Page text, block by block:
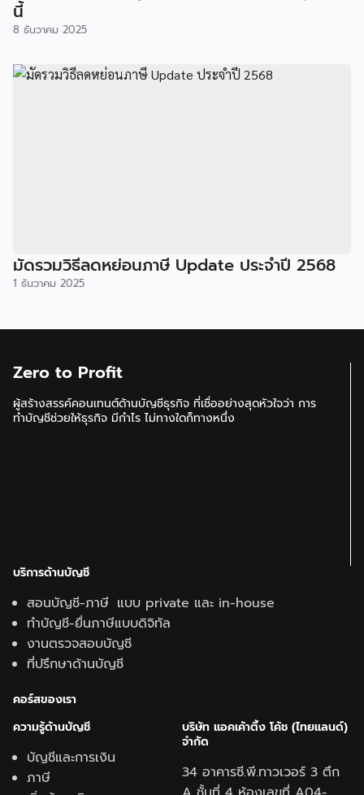
นี้
8 ธันวาคม 2025
มัดรวมวิธีลดหย่อนภาษี Update ประจำปี 2568
1 ธันวาคม 2025
Zero to Profit
ผู้สร้างสรรค์คอนเทนต์ด้านบัญชีธุรกิจ ที่เชื่ออย่างสุดหัวใจว่า การ
ทำบัญชีช่วยให้ธุรกิจ มีกำไร ไม่ทางใดก็ทางหนึ่ง
บริการด้านบัญชี
สอนบัญชี-ภาษี แบบ private และ in-house
ทำบัญชี-ยื่นภาษีแบบดิจิทัล
งานตรวจสอบบัญชี
ที่ปรึกษาด้านบัญชี
คอร์สของเรา
ความรู้ด้านบัญชี
บัญชีและการเงิน
ภาษี
บริษัท แอคเค้าติ้ง โค้ช (ไทยแลนด์)
จำกัด
34 อาคารซี.พี.ทาวเวอร์ 3 ตึก